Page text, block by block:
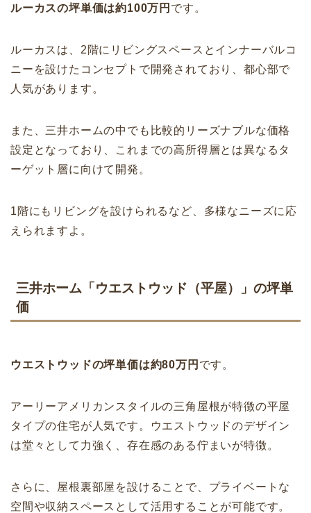
ルーカスの坪単価は約100万円 です。
ルーカスは、2階にリビングスペースとインナーバルコ
ニーを設けたコンセプトで開発されており、都心部で
人気があります。
また、三井ホームの中でも比較的リーズナブルな価格
設定となっており、これまでの高所得層とは異なるタ
ーゲット層に向けて開発。
1階にもリビングを設けられるなど、多様なニーズに応
えられますよ。
三井ホーム「ウエストウッド（平屋）」の坪単
価
ウエストウッドの坪単価は約80万円 です。
アーリーアメリカンスタイルの三角屋根が特徴の平屋
タイプの住宅が人気です。ウエストウッドのデザイン
は堂々として力強く、存在感のある佇まいが特徴。
さらに、屋根裏部屋を設けることで、プライベートな
空間や収納スペースとして活用することが可能です。